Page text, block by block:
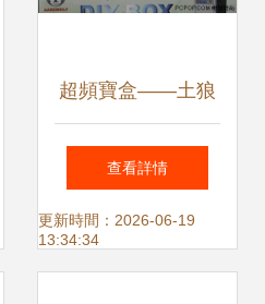
超頻寶盒——土狼
精品，超頻玩家的
硬件監控利器
查看詳情
更新時間：2026-06-19
13:34:34